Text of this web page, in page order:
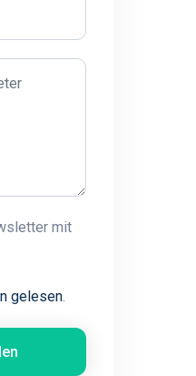
mit
gelesen.